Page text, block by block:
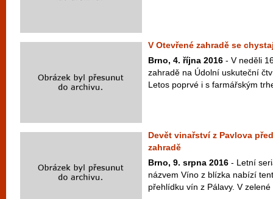
V Otevřené zahradě se
Brno, 4. října 2016 - V neděli
zahradě na Údolní uskuteční
Letos poprvé i s farmářským
Devět vinařství z Pavlova
zahradě
Brno, 9. srpna 2016 - Letní
názvem Víno z blízka nabízí
přehlídku vín z Pálavy. V